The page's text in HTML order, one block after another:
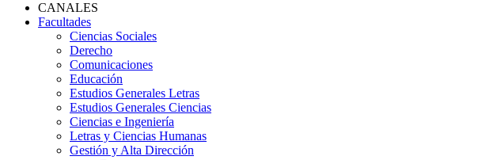
CANALES
Facultades
Ciencias Sociales
Derecho
Comunicaciones
Educación
Estudios Generales Letras
Estudios Generales Ciencias
Ciencias e Ingeniería
Letras y Ciencias Humanas
Gestión y Alta Dirección